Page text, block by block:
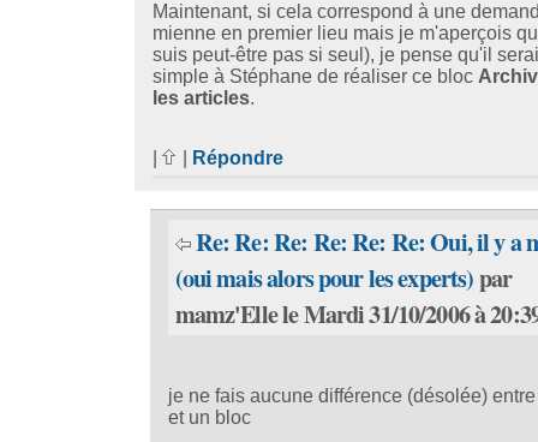
Maintenant, si cela correspond à une
mienne en premier lieu mais je m'aperçois
suis peut-être pas si seul), je pense qu'il
simple à Stéphane de réaliser ce bloc
les articles.
Répondre
Re: Re: Re: Re: Re: Re: Oui, il y a
(oui mais alors pour les experts)par
mamz'Elle le Mardi 31/10/2006 à
je ne fais aucune différence (désolée) entre
et un bloc